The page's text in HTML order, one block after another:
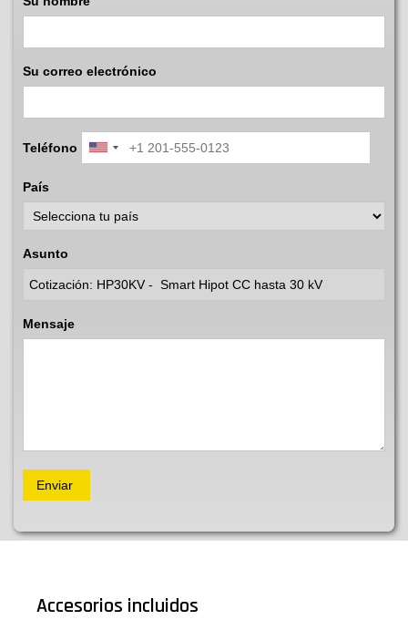
Su correo electrónico
Teléfono
País
Asunto
Mensaje
Accesorios incluidos